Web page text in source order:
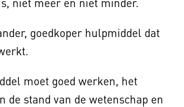
goedkoper hulpmiddel dat
moet goed werken, het
de stand van de wetenschap en